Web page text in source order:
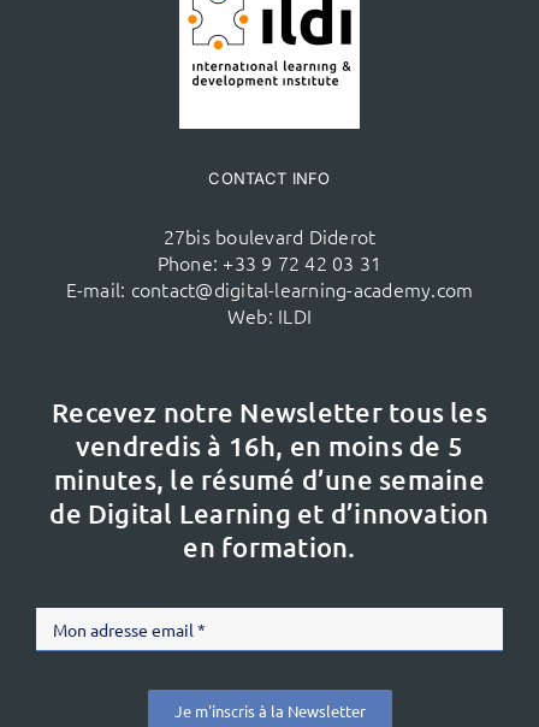
CONTACT INFO
27bis boulevard Diderot
Phone: +33 9 72 42 03 31
E-mail: contact@digital-learning-academy.com
Web: ILDI
Recevez notre Newsletter tous les
vendredis à 16h, en moins de 5
minutes, le résumé d’une semaine
de Digital Learning et d’innovation
en formation.
Je m'inscris à la Newsletter